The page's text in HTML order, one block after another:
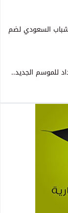
السعودي لضم
للموسم الجديد..